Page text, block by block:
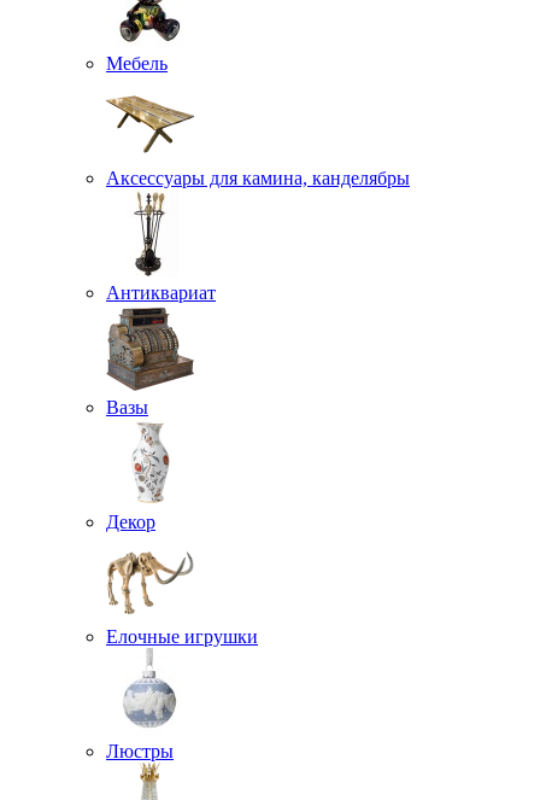
Мебель
Аксессуары для камина, канделябры
Антиквариат
Вазы
Декор
Елочные игрушки
Люстры